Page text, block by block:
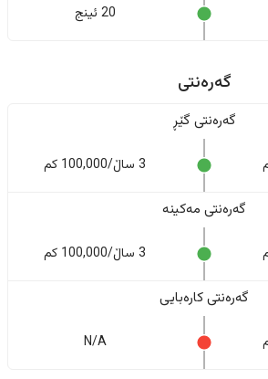
20 ئینج
گەرەنتی
گەرەنتی گێڕ
3 ساڵ/100,000 کم
گەرەنتی مەکینە
3 ساڵ/100,000 کم
گەرەنتی کارەبایی
N/A